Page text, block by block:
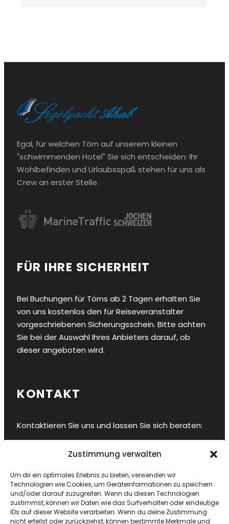
Zustimmung verwalten
Um dir ein optimales Erlebnis zu bieten, verwenden wir
Technologien wie Cookies, um Geräteinformationen zu speichern
und/oder darauf zuzugreifen. Wenn du diesen Technologien
zustimmst, können wir Daten wie das Surfverhalten oder eindeutige
IDs auf dieser Website verarbeiten. Wenn du deine Zustimmung
nicht erteilst oder zurückziehst, können bestimmte Merkmale und
Egal, für welchen Törn auf unserem kleinen
"schwimmenden Hotel" Sie sich entscheiden: Ihr
Wohlbefinden und Urlaubsspaß stehen für uns als
Crew an erster Stelle.
FÜR IHRE SICHERHEIT
Bei Buchungen für Törns ab 2 Tagen erhalten Sie
von uns kostenlos den für Reiseveranstalter
vorgeschriebenen Sicherungsschein. Bitte achten
Sie bei der Auswahl Ihres Anbieters darauf, ob
dieser angeboten wird.
KONTAKT
Kontaktieren Sie uns und lassen Sie sich beraten:
Hansestadt Stralsund
Bordtelefon+49 178 8458909